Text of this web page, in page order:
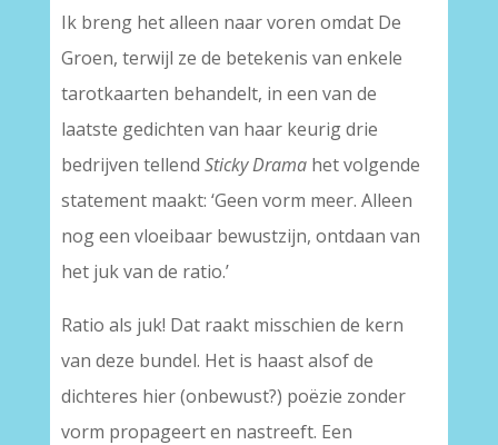
Ik breng het alleen naar voren omdat De
Groen, terwijl ze de betekenis van enkele
tarotkaarten behandelt, in een van de
laatste gedichten van haar keurig drie
bedrijven tellend Sticky Dramahet volgende
statement maakt: ‘Geen vorm meer. Alleen
nog een vloeibaar bewustzijn, ontdaan van
het juk van de ratio.’
Ratio als juk! Dat raakt misschien de kern
van deze bundel. Het is haast alsof de
dichteres hier (onbewust?) poëzie zonder
vorm propageert en nastreeft. Een